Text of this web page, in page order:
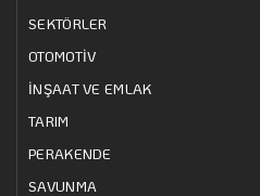
SEKTÖRLER
OTOMOTİV
İNŞAAT VE EMLAK
TARIM
PERAKENDE
SAVUNMA